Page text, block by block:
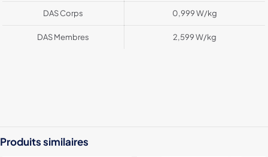
DAS Corps 0,999 W/kg
DAS Membres 2,599 W/kg
Produits similaires